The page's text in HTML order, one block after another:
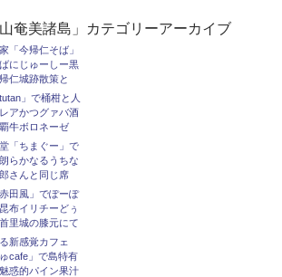
山奄美諸島」カテゴリーアーカイブ
「今帰仁そば」
にじゅーしー黒
仁城跡散策と
」で桶柑と人
アかつグァバ酒
牛ボロネーゼ
「ちまぐー」で
らかなるうちな
さんと同じ席
田風」でぽーぽ
布イリチーどぅ
里城の膝元にて
新感覚カフェ
ゅcafe」で島特有
惑的パイン果汁